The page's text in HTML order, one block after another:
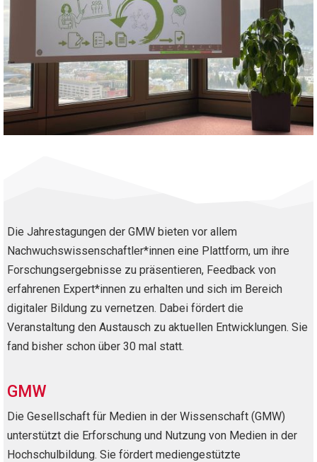
Die Jahrestagungen der GMW bieten vor allem
Nachwuchswissenschaftler*innen eine Plattform, um ihre
Forschungsergebnisse zu präsentieren, Feedback von
erfahrenen Expert*innen zu erhalten und sich im Bereich
digitaler Bildung zu vernetzen. Dabei fördert die
Veranstaltung den Austausch zu aktuellen Entwicklungen. Sie
fand bisher schon über 30 mal statt.
GMW
Die Gesellschaft für Medien in der Wissenschaft (GMW)
unterstützt die Erforschung und Nutzung von Medien in der
Hochschulbildung. Sie fördert mediengestützte